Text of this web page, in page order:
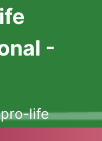
-
life